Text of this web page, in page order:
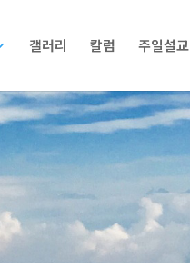
갤러리 칼럼 주일설교